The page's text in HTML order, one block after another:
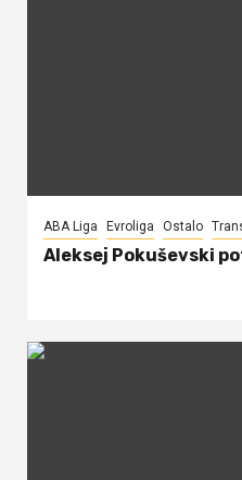
ABA Liga Evroliga Ostalo
Aleksej Pokuševski